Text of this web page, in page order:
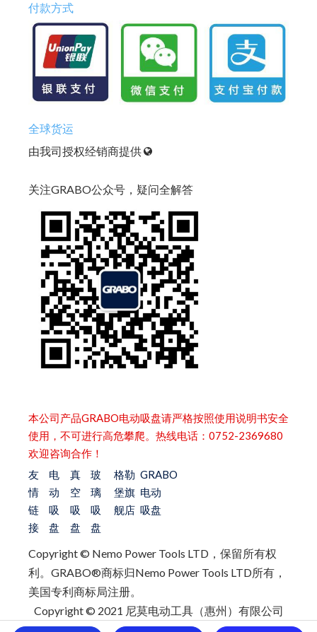
付款方式
全球货运
由我司授权经销商提供
关注GRABO公众号，疑问全解答
本公司产品GRABO电动吸盘请严格按照使用说明书安全
使用，不可进行高危攀爬。热线电话：0752-2369680
欢迎咨询合作！
友
情
链
接
电
动
吸
盘
真
空
吸
盘
玻
璃
吸
盘
格勒
堡旗
舰店
GRABO
电动
吸盘
Copyright © Nemo Power Tools LTD，保留所有权
利。 GRABO®商标归Nemo Power Tools LTD所有，
美国专利商标局注册。
Copyright © 2021 尼莫电动工具（惠州）有限公司
All Rights Reserved 粤ICP备2021007892号-1